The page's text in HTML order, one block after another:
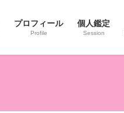
プロフィール
Profile
個人鑑定
Session